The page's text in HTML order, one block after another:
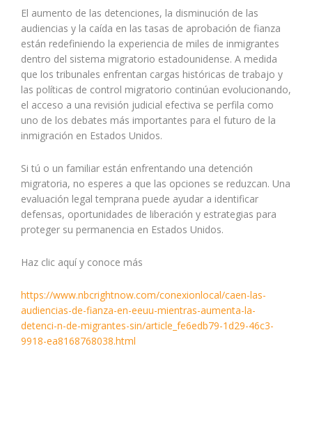
El aumento de las detenciones, la disminución de las
audiencias y la caída en las tasas de aprobación de fianza
están redefiniendo la experiencia de miles de inmigrantes
dentro del sistema migratorio estadounidense. A medida
que los tribunales enfrentan cargas históricas de trabajo y
las políticas de control migratorio continúan evolucionando,
el acceso a una revisión judicial efectiva se perfila como
uno de los debates más importantes para el futuro de la
inmigración en Estados Unidos.
Si tú o un familiar están enfrentando una detención
migratoria, no esperes a que las opciones se reduzcan. Una
evaluación legal temprana puede ayudar a identificar
defensas, oportunidades de liberación y estrategias para
proteger su permanencia en Estados Unidos.
Haz clic aquí y conoce más
https://www.nbcrightnow.com/conexionlocal/caen-las-
audiencias-de-fianza-en-eeuu-mientras-aumenta-la-
detenci-n-de-migrantes-sin/article_fe6edb79-1d29-46c3-
9918-ea8168768038.html